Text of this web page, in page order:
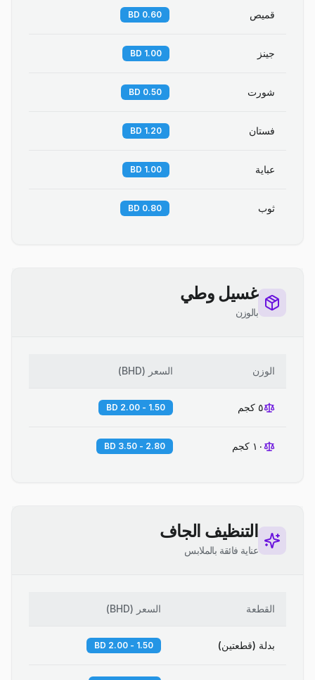
قميص 0.60 BD
جينز 1.00 BD
شورت 0.50 BD
فستان 1.20 BD
عباية 1.00 BD
ثوب 0.80 BD
غسيل وطي
بالوزن
الوزن السعر (
BHD
)
٥ كجم 1.50 - 2.00 BD
١٠ كجم 2.80 - 3.50 BD
التنظيف الجاف
عناية فائقة بالملابس
القطعة السعر (
BHD
)
بدلة (قطعتين) 1.50 - 2.00 BD